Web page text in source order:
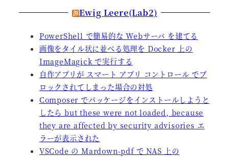
ジ
送
り
Ewig Leere(Lab2)
PowerShell で簡易的な Webサーバ を建てる
画像をタイル状に並べる処理を Docker 上の
ImageMagick で実行する
自作アプリが スマート アプリ コントロール でブ
ロックされてしまった場合の対処
Composer でパッケージをインストールしようと
したら but these were not loaded, because
they are affected by security advisories エ
ラーが表示された
VSCode の Mardown-pdf で NAS 上の